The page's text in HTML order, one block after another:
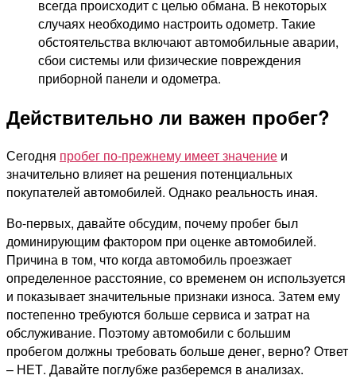
всегда происходит с целью обмана. В некоторых
случаях необходимо настроить одометр. Такие
обстоятельства включают автомобильные аварии,
сбои системы или физические повреждения
приборной панели и одометра.
Действительно ли важен пробег?
Сегодня пробег по-прежнему имеет значение и
значительно влияет на решения потенциальных
покупателей автомобилей. Однако реальность иная.
Во-первых, давайте обсудим, почему пробег был
доминирующим фактором при оценке автомобилей.
Причина в том, что когда автомобиль проезжает
определенное расстояние, со временем он используется
и показывает значительные признаки износа. Затем ему
постепенно требуются больше сервиса и затрат на
обслуживание. Поэтому автомобили с большим
пробегом должны требовать больше денег, верно? Ответ
– НЕТ. Давайте поглубже разберемся в анализах.